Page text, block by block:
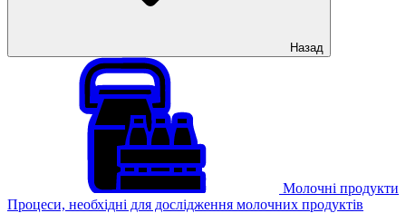
Назад
Молочні продукти
Процеси, необхідні для дослідження молочних продуктів